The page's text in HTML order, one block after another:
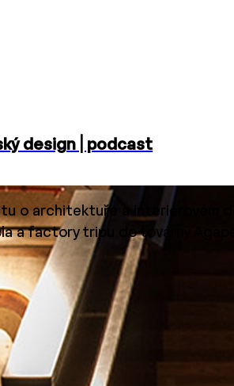
design | podcast
o architektuře a interiérovém
a factory tripu do továrny